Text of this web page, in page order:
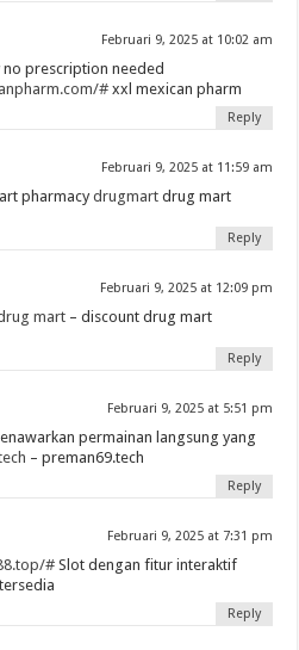
Februari 9, 2025 at 10:02 am
prescription needed
# xxl mexican pharm
Reply
Februari 9, 2025 at 11:59 am
pharmacydrugmart drug mart
Reply
Februari 9, 2025 at 12:09 pm
mart – discount drug mart
Reply
Februari 9, 2025 at 5:51 pm
permainan langsung yang
– preman69.tech
Reply
Februari 9, 2025 at 7:31 pm
# Slot dengan fitur interaktif
Reply